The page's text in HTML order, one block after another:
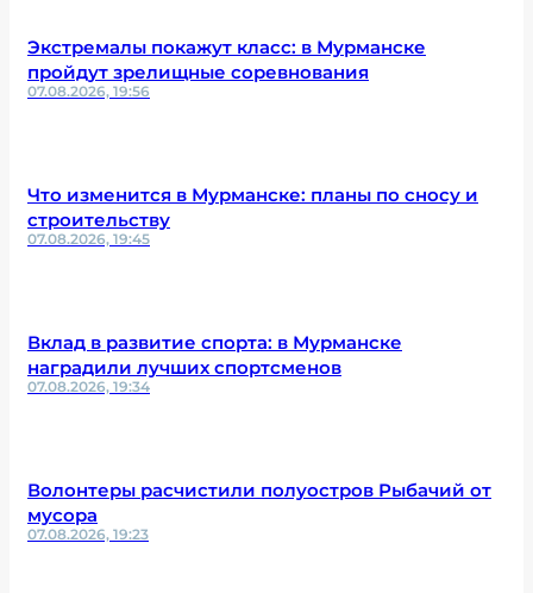
Экстремалы покажут класс: в Мурманске
пройдут зрелищные соревнования
07.08.2026, 19:56
Что изменится в Мурманске: планы по сносу и
строительству
07.08.2026, 19:45
Вклад в развитие спорта: в Мурманске
наградили лучших спортсменов
07.08.2026, 19:34
Волонтеры расчистили полуостров Рыбачий от
мусора
07.08.2026, 19:23